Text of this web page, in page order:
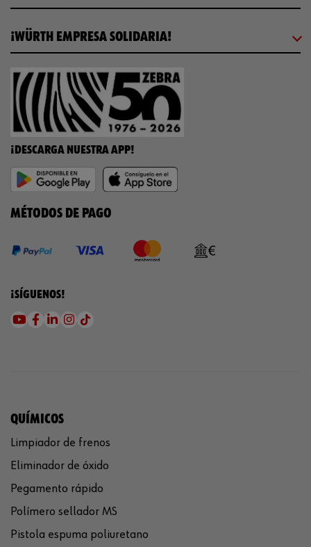
¡WÜRTH EMPRESA SOLIDARIA!
¡DESCARGA NUESTRA APP!
MÉTODOS DE PAGO
¡SÍGUENOS!
QUÍMICOS
Limpiador de frenos
Eliminador de óxido
Pegamento rápido
Polímero sellador MS
Pistola espuma poliuretano